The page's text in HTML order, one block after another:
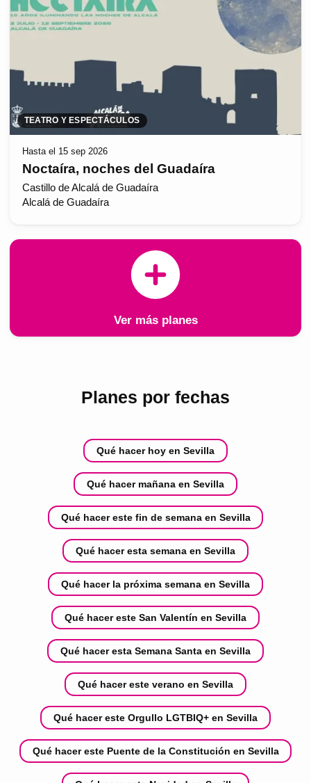
TEATRO Y ESPECTÁCULOS
Hasta el 15 sep 2026
Noctaíra, noches del Guadaíra
Castillo de Alcalá de Guadaíra
Alcalá de Guadaíra
Ver más planes
Planes por fechas
Qué hacer hoy en Sevilla
Qué hacer mañana en Sevilla
Qué hacer este fin de semana en Sevilla
Qué hacer esta semana en Sevilla
Qué hacer la próxima semana en Sevilla
Qué hacer este San Valentín en Sevilla
Qué hacer esta Semana Santa en Sevilla
Qué hacer este verano en Sevilla
Qué hacer este Orgullo LGTBIQ+ en Sevilla
Qué hacer este Puente de la Constitución en Sevilla